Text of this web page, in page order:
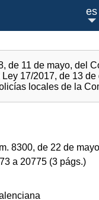
es
de 11 de mayo, del
17/2017, de 13 de
locales de la
8300, de 22 de
a 20775 (3 págs.)